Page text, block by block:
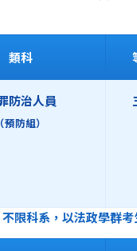
類科
防治人員
（預防組）
限科系，以法政學群考